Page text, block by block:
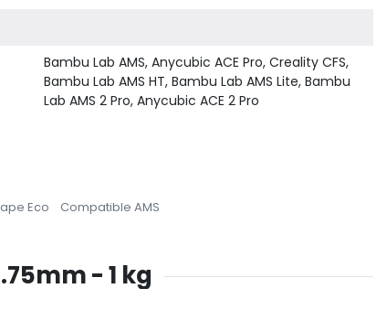
Bambu Lab AMS, Anycubic ACE Pro, Creality CFS,
Bambu Lab AMS HT, Bambu Lab AMS Lite, Bambu
Lab AMS 2 Pro, Anycubic ACE 2 Pro
Eco Compatible AMS
- 1 kg